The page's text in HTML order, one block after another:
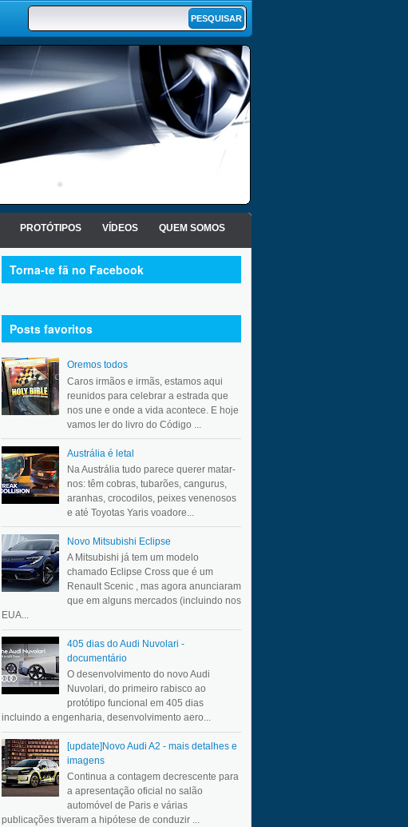
PROTÓTIPOS VÍDEOS QUEM SOMOS
Torna-te fã no Facebook
Posts favoritos
Oremos todos
Caros irmãos e irmãs, estamos aqui
reunidos para celebrar a estrada que
nos une e onde a vida acontece. E hoje
vamos ler do livro do Código ...
Austrália é letal
Na Austrália tudo parece querer matar-
nos: têm cobras, tubarões, cangurus,
aranhas, crocodilos, peixes venenosos
e até Toyotas Yaris voadore...
Novo Mitsubishi Eclipse
A Mitsubishi já tem um modelo
chamado Eclipse Cross que é um
Renault Scenic , mas agora anunciaram
que em alguns mercados (incluindo nos
EUA...
405 dias do Audi Nuvolari -
documentário
O desenvolvimento do novo Audi
Nuvolari, do primeiro rabisco ao
protótipo funcional em 405 dias
incluindo a engenharia, desenvolvimento aero...
[update]Novo Audi A2 - mais detalhes e
imagens
Continua a contagem decrescente para
a apresentação oficial no salão
automóvel de Paris e várias
publicações tiveram a hipótese de conduzir ...